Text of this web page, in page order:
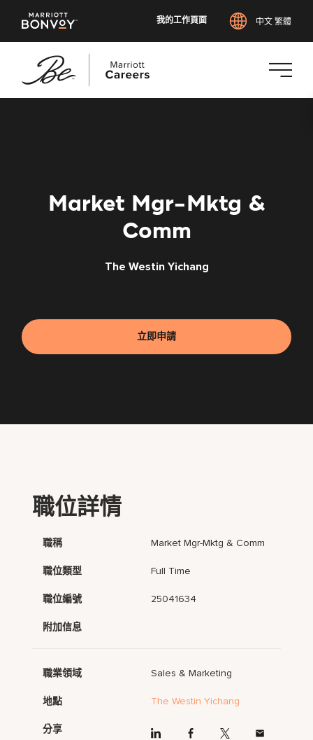
我的工作頁面 中文 繁體
Market Mgr-Mktg &
Comm
The Westin Yichang
立即申請
職位詳情
職稱 Market Mgr-Mktg & Comm
職位類型 Full Time
職位編號 25041634
附加信息
職業領域 Sales & Marketing
地點 The Westin Yichang
分享